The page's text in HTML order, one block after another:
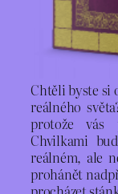
Chtěli byste si
reálného
protože vás
Chvilkami
reálném, ale
prohánět